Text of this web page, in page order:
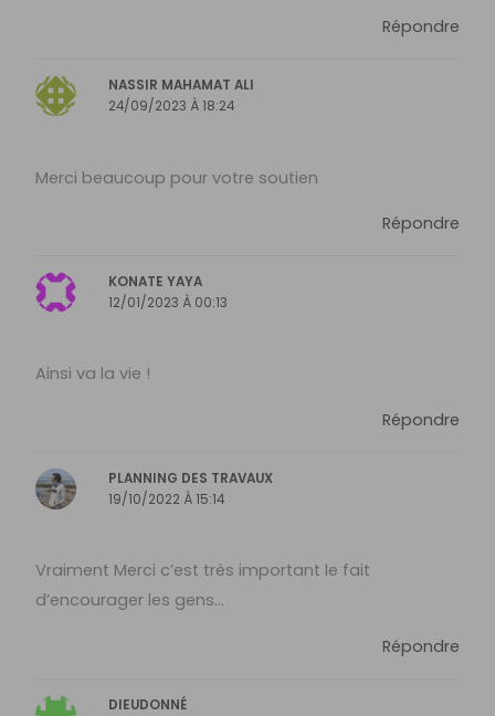
Répondre
NASSIR MAHAMAT ALI
24/09/2023 À 18:24
Merci beaucoup pour votre soutien
Répondre
KONATE YAYA
12/01/2023 À 00:13
Ainsi va la vie !
Répondre
PLANNING DES TRAVAUX
19/10/2022 À 15:14
Vraiment Merci c’est très important le fait
d’encourager les gens…
Répondre
DIEUDONNÉ